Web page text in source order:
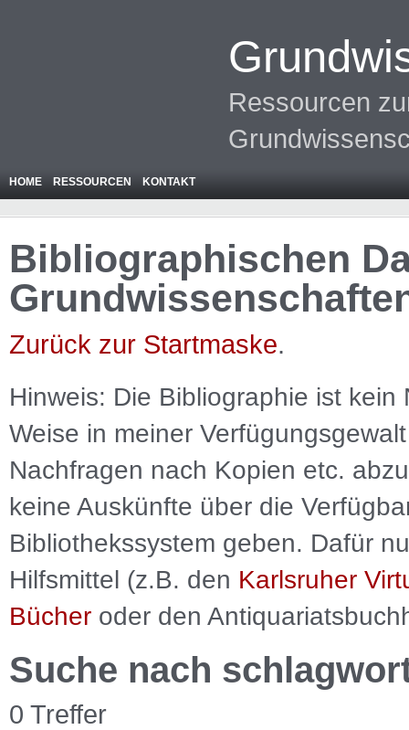
Ressourcen
HOME RESSOURCEN KONTAKT
Bibliographischen
Zurück zur Startmaske.
Hinweis: Die Bibliographie ist kein
Weise in meiner
Nachfragen nach Kopien etc.
keine Auskünfte über die
Bibliothekssystem geben. Dafür
Hilfsmittel (z.B. den Karlsruher
Bücher oder den
Suche nach
0 Treffer